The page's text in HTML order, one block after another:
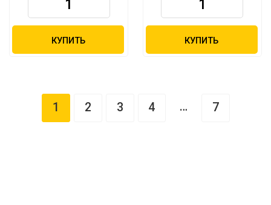
КУПИТЬ КУПИТЬ
1 2 3 4 … 7